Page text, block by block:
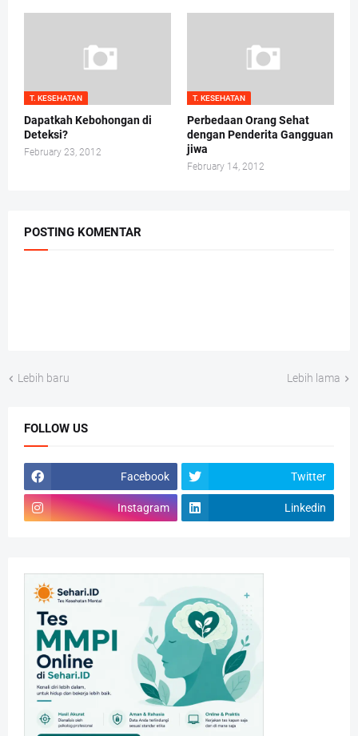
T. KESEHATAN
Dapatkah Kebohongan di
Deteksi?
February 23, 2012
T. KESEHATAN
Perbedaan Orang Sehat
dengan Penderita Gangguan
jiwa
February 14, 2012
POSTING KOMENTAR
Lebih baru Lebih lama
FOLLOW US
Facebook Twitter
Instagram Linkedin